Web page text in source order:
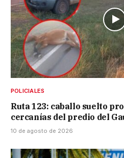
POLICIALES
Ruta 123: caballo suelto
cercanías del predio del
10 de agosto de 2026